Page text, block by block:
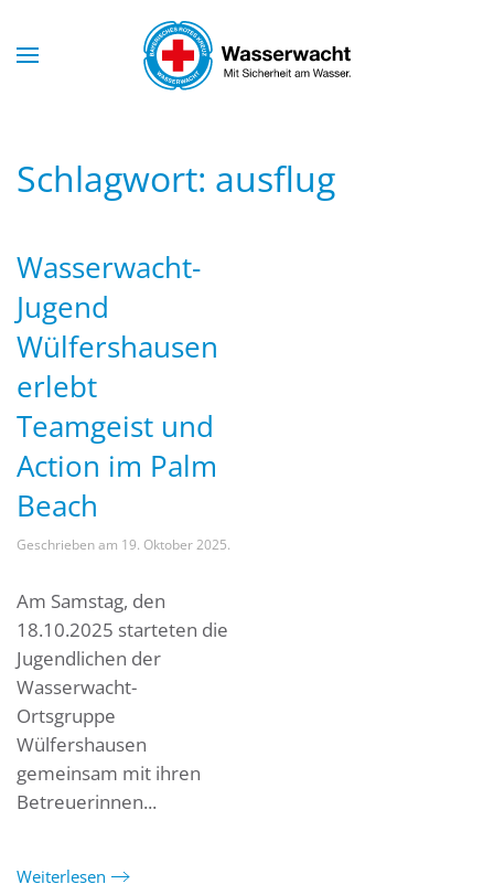
Skip to main content
Schlagwort: ausflug
Wasserwacht-
Jugend
Wülfershausen
erlebt
Teamgeist und
Action im Palm
Beach
Geschrieben am 19. Oktober 2025.
Am Samstag, den
18.10.2025 starteten die
Jugendlichen der
Wasserwacht-
Ortsgruppe
Wülfershausen
gemeinsam mit ihren
Betreuerinnen...
Weiterlesen